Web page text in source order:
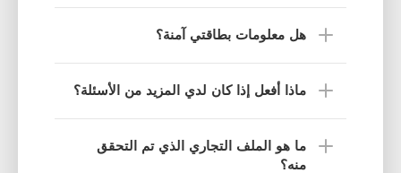
هل معلومات بطاقتي آمنة؟
ماذا أفعل إذا كان لدي المزيد من الأسئلة؟
ما هو الملف التجاري الذي تم التحقق
منه؟